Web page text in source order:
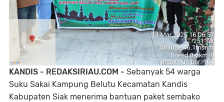
‎KANDIS - REDAKSIRIAU.COM - ‎ Sebanyak 54 warga
Suku Sakai Kampung Belutu Kecamatan Kandis
Kabupaten Siak menerima bantuan paket sembako